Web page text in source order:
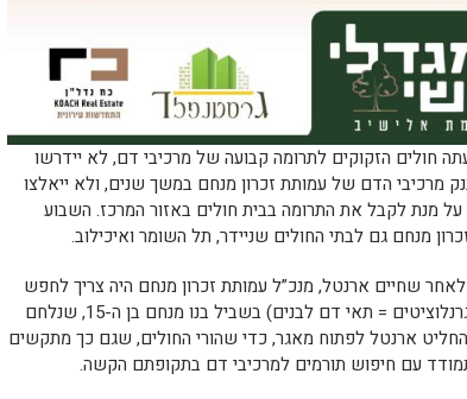
חולים הזקוקים לתרומה קבועה של מרכיבי דם, לא יידרשו
מרכיבי הדם של עמותת זכרון מנחם במשך שנים, ולא ייאלצו
מנת לקבל את התרומה בבית חולים באזור המרכז. השבוע
מנחם גם לבתי החולים שניידר, תל השומר ואיכילוב.
הדם החל לפעול לפני 28 שנים, לאחר שחיים ארנטל, מנכ”ל עמותת זכרון מנחם היה צריך לחפש
תורמים למרכיבי דם (תרומבוציטים = טסיות דם וגרנלוציטים = תאי דם לבנים) בשביל בנו מנחם בן ה-15, שנלחם
ארנטל לפתוח מאגר, כדי שהורי החולים, שגם כך מתקשים
עם חיפוש תורמים למרכיבי דם בתקופתם הקשה.